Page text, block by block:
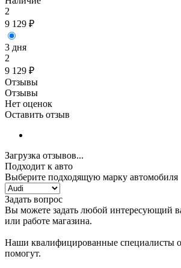
2
9 129 ₽
3 дня
2
9 129 ₽
Отзывы
Отзывы
Нет оценок
Оставить отзыв
Загрузка отзывов...
Подходит к авто
Выберите подходящую марку автомобиля
Задать вопрос
Вы можете задать любой интересующий
или работе магазина.
Наши квалифицированные специалисты
помогут.